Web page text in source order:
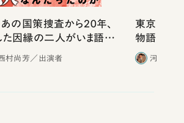
の国策捜査から20年、
因縁の二人がいま語り
村尚芳／出演者
東京は都
物語」に
河野有